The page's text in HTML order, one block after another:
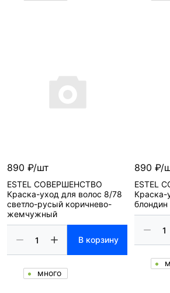
890 ₽/шт
ESTEL СОВЕРШЕНСТВО
Краска-уход для волос 8/78
светло-русый коричнево-
жемчужный
В корзину
много
890 ₽/
ESTEL
Краска-